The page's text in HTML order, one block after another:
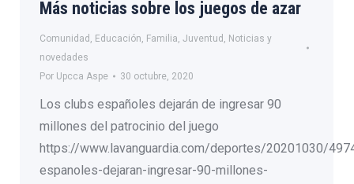
Más noticias sobre los juegos de azar
Comunidad , Educación, Familia, Juventud , Noticias y
novedades
Por Upcca Aspe 30 octubre, 2020
Los clubs españoles dejarán de ingresar 90
millones del patrocinio del juego
https://www.lavanguardia.com/deportes/20201030/
espanoles-dejaran-ingresar-90-millones-